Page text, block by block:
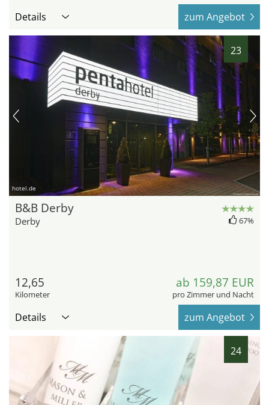
Details zum Angebot
23
hotel.de
B&B Derby
Derby 67%
12,65
Kilometer
ab 159,87 EUR
pro Zimmer und Nacht
Details zum Angebot
24